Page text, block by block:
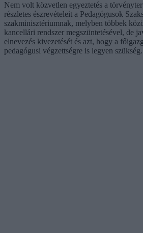
Nem volt közvetlen egyeztetés a
részletes észrevételeit a Pedagógusok
szakminisztériumnak, melyben többek
kancellári rendszer megszüntetésével, de
elnevezés kivezetését és azt, hogy a
pedagógusi végzettségre is legyen szükség.